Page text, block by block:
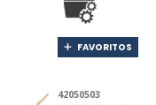
FAVORITOS
42050503